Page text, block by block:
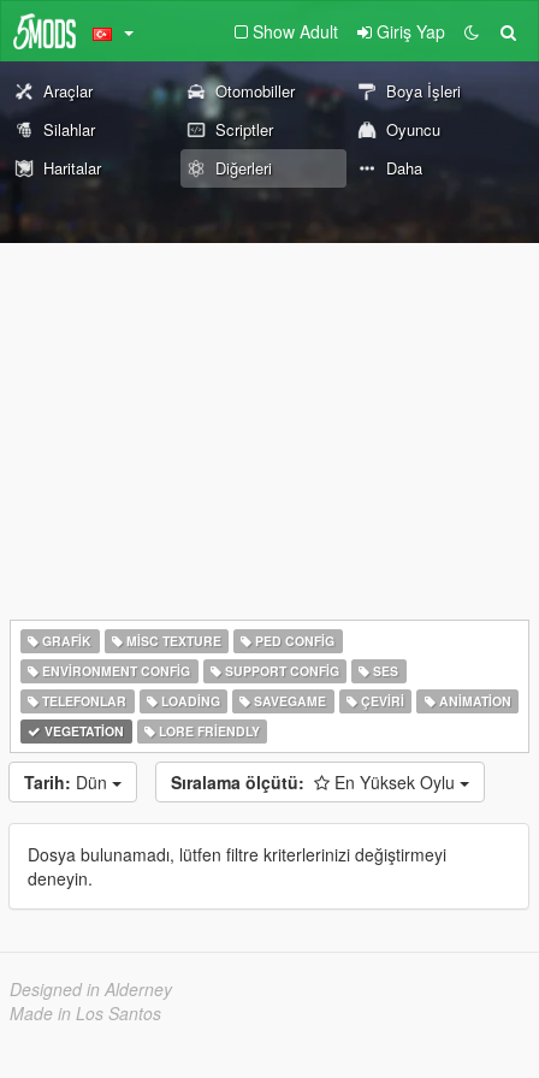
Show Adult Giriş Yap
Araçlar Otomobiller
Boya İşleri
Silahlar
Scriptler
Oyuncu
Haritalar
Diğerleri Daha
GRAFIK MISC TEXTURE
PED CONFIG
ENVIRONMENT CONFIG
SUPPORT CONFIG
SES
TELEFONLAR
LOADING SAVEGAME ÇEVIRI
ANIMATION
VEGETATION
LORE FRIENDLY
Tarih: Dün Sıralama ölçütü: En Yüksek Oylu
Dosya bulunamadı, lütfen filtre kriterlerinizi değiştirmeyi
deneyin.
Designed in Alderney
Made in Los Santos